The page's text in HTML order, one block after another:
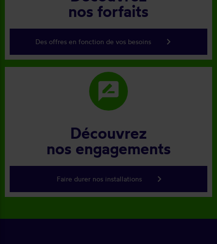
nos forfaits
Des offres en fonction de vos besoins keyboard_arrow_right
rate_review
Découvrez
nos engagements
Faire durer nos installations keyboard_arrow_right